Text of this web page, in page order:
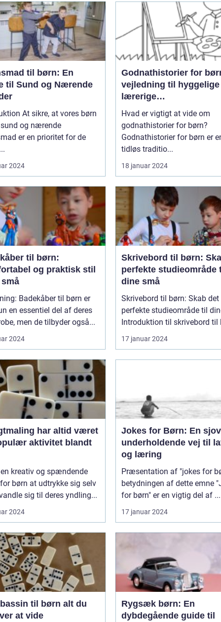
til børn: En
til Sund og Nærende
At sikre, at vores børn
og nærende
er en prioritet for de
2024
Godnathistorier for
vejledning til
lærerige
sengetidsoplevelser
Hvad er vigtigt at vide om
godnathistorier for børn?
Godnathistorier for børn er
tidløs traditio...
18 januar 2024
til børn:
og praktisk stil
Badekåber til børn er
en essentiel del af deres
men de tilbyder også...
2024
Skrivebord til børn:
perfekte studieområde
dine små
Skrivebord til børn: Skab det
perfekte studieområde til
Introduktion til skrivebord til
17 januar 2024
har altid været
aktivitet blandt
kreativ og spændende
børn at udtrykke sig selv
sig til deres yndling...
2024
Jokes for Børn: En
underholdende vej til
og læring
Præsentation af "jokes for
betydningen af dette emne "Jokes
for børn" er en vigtig del af ...
17 januar 2024
til børn alt du
at vide
Rygsæk børn: En
dybdegående guide til